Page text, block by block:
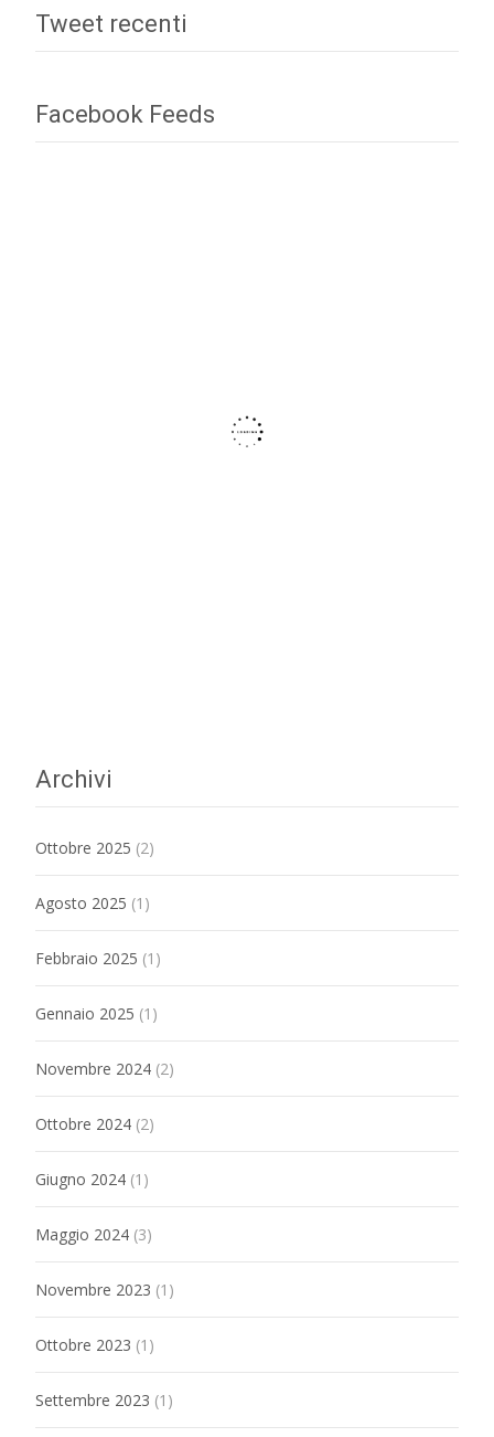
Tweet recenti
Facebook Feeds
Archivi
Ottobre 2025 (2)
Agosto 2025 (1)
Febbraio 2025 (1)
Gennaio 2025 (1)
Novembre 2024 (2)
Ottobre 2024 (2)
Giugno 2024 (1)
Maggio 2024 (3)
Novembre 2023 (1)
Ottobre 2023 (1)
Settembre 2023 (1)